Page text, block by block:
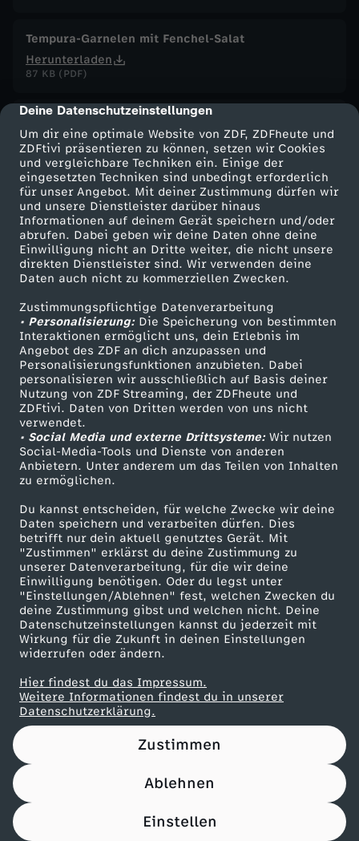
cmp-dialog-description
Deine Datenschutzeinstellungen
Um dir eine optimale Website von ZDF, ZDFheute und
ZDFtivi präsentieren zu können, setzen wir Cookies
und vergleichbare Techniken ein. Einige der
eingesetzten Techniken sind unbedingt erforderlich
für unser Angebot. Mit deiner Zustimmung dürfen wir
und unsere Dienstleister darüber hinaus
Informationen auf deinem Gerät speichern und/oder
abrufen. Dabei geben wir deine Daten ohne deine
Einwilligung nicht an Dritte weiter, die nicht unsere
direkten Dienstleister sind. Wir verwenden deine
Daten auch nicht zu kommerziellen Zwecken.
Zustimmungspflichtige Datenverarbeitung
• Personalisierung:Die Speicherung von bestimmten
Interaktionen ermöglicht uns, dein Erlebnis im
Angebot des ZDF an dich anzupassen und
Personalisierungsfunktionen anzubieten. Dabei
personalisieren wir ausschließlich auf Basis deiner
Nutzung von ZDF Streaming, der ZDFheute und
ZDFtivi. Daten von Dritten werden von uns nicht
verwendet.
• Social Media und externe Drittsysteme:Wir nutzen
Social-Media-Tools und Dienste von anderen
Anbietern. Unter anderem um das Teilen von Inhalten
zu ermöglichen.
Du kannst entscheiden, für welche Zwecke wir deine
Daten speichern und verarbeiten dürfen. Dies
betrifft nur dein aktuell genutztes Gerät. Mit
"Zustimmen" erklärst du deine Zustimmung zu
unserer Datenverarbeitung, für die wir deine
Einwilligung benötigen. Oder du legst unter
"Einstellungen/Ablehnen" fest, welchen Zwecken du
deine Zustimmung gibst und welchen nicht. Deine
Datenschutzeinstellungen kannst du jederzeit mit
Wirkung für die Zukunft in deinen Einstellungen
widerrufen oder ändern.
Hier findest du das Impressum.
Weitere Informationen findest du in unserer
Datenschutzerklärung.
Zustimmen
Ablehnen
Einstellen
Tempura-Garnelen mit Fenchel-Salat
Herunterladen
87 KB (PDF)
Briouats mit Hähnchenfüllung
Herunterladen
16 KB (PDF)
Grünkohl-Gemüsesuppe mit Grünkohlchips
Herunterladen
63 KB (PDF)
Selbstgemachtes Knäckebrot
Herunterladen
191 KB (PDF)
Kaffeevariationen von Alessandro Metafune
Herunterladen
99 KB (PDF)
Linsen-Bowl mit gebackener Rote Bete
Herunterladen
67 KB (PDF)
Maronencremesuppe mit Thymian-Crostini
Herunterladen
66 KB (PDF)
Beef Tri-Tip mit Süßkartoffel-Wedges
Herunterladen
21 KB (PDF)
Panettone-Pudding mit Orangensoße
Herunterladen
61 KB (PDF)
Pfannkuchen-Rouladen